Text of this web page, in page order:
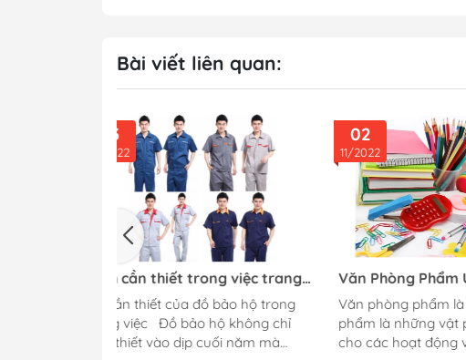
Bài viết liên quan:
02
11/2022
Văn Phòng Phẩm Uy Tín, Chất
lượng Tại TPHCM
Văn phòng phẩm là gì? Văn phòng
phẩm là những vật phẩm phục vụ
cho các hoạt động văn phòng như:
31
10/2022
Chương
Mừng Ngày
20/11
Chương Trình
Mừng Ngày
20/11 Nhằm tri ân đến các giáo viên